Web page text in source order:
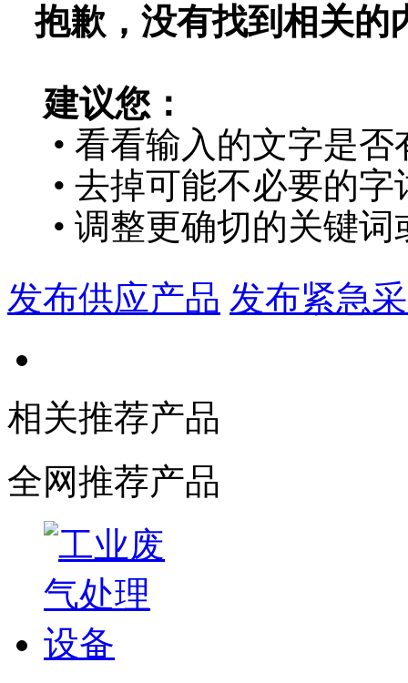
抱歉，没有找到相关的
建议您：
• 看看输入的文字是否
• 去掉可能不必要的字
• 调整更确切的关键
发布供应产品 发布紧急
相关推荐产品
全网推荐产品